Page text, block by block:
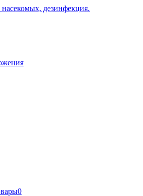
дезинфекция.
0